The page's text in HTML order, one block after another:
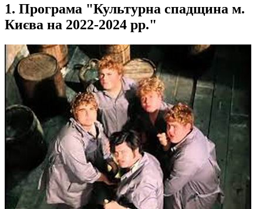
1. Програма "Культурна спадщина м.
Києва на 2022-2024 рр."